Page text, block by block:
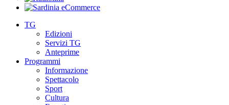
TG
Edizioni
Servizi TG
Anteprime
Programmi
Informazione
Spettacolo
Sport
Cultura